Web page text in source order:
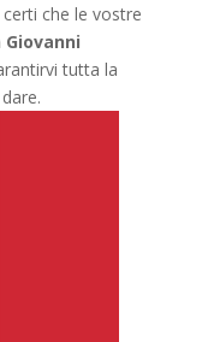
che le vostre
tutta la